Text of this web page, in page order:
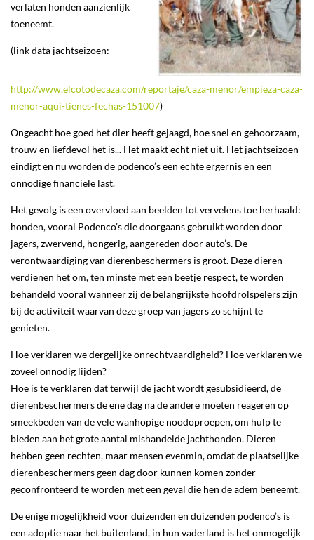
verlaten honden aanzienlijk
toeneemt.
(link data jachtseizoen:
http://www.elcotodecaza.com/reportaje/caza-menor/empieza-caza-
menor-aqui-tienes-fechas-151007)
Ongeacht hoe goed het dier heeft gejaagd, hoe snel en gehoorzaam,
trouw en liefdevol het is... Het maakt echt niet uit. Het jachtseizoen
eindigt en nu worden de podenco’s een echte ergernis en een
onnodige financiële last.
Het gevolg is een overvloed aan beelden tot vervelens toe herhaald:
honden, vooral Podenco’s die doorgaans gebruikt worden door
jagers, zwervend, hongerig, aangereden door auto’s. De
verontwaardiging van dierenbeschermers is groot. Deze dieren
verdienen het om, ten minste met een beetje respect, te worden
behandeld vooral wanneer zij de belangrijkste hoofdrolspelers zijn
bij de activiteit waarvan deze groep van jagers zo schijnt te
genieten.
Hoe verklaren we dergelijke onrechtvaardigheid? Hoe verklaren we
zoveel onnodig lijden?
Hoe is te verklaren dat terwijl de jacht wordt gesubsidieerd, de
dierenbeschermers de ene dag na de andere moeten reageren op
smeekbeden van de vele wanhopige noodoproepen, om hulp te
bieden aan het grote aantal mishandelde jachthonden. Dieren
hebben geen rechten, maar mensen evenmin, omdat de plaatselijke
dierenbeschermers geen dag door kunnen komen zonder
geconfronteerd te worden met een geval die hen de adem beneemt.
De enige mogelijkheid voor duizenden en duizenden podenco’s is
een adoptie naar het buitenland, in hun vaderland is het onmogelijk